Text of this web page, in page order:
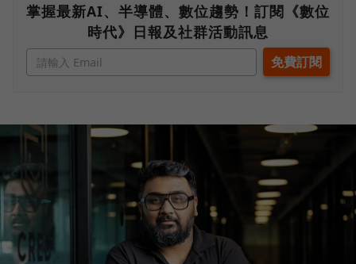
掌握最新AI、半導體、數位趨勢！訂閱《數位
時代》日報及社群活動訊息